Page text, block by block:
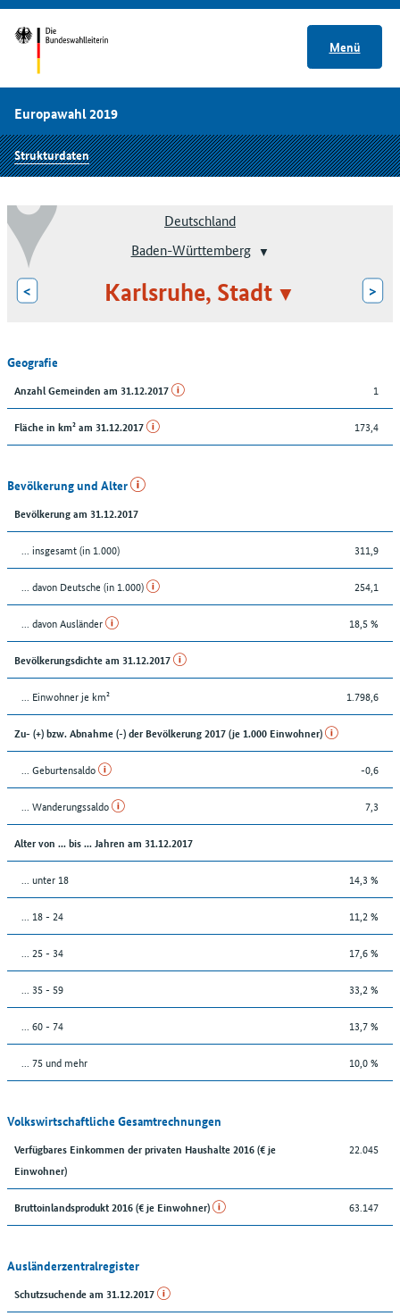
Menü
Europawahl 2019
Strukturdaten
Deutschland
Baden-Württemberg
< Karlsruhe, Stadt >
Geografie
Anzahl Gemeinden am 31.12.2017 1
Fläche in km² am 31.12.2017 173,4
Bevölkerung und Alter
Bevölkerung am 31.12.2017
... insgesamt (in 1.000) 311,9
... davon Deutsche (in 1.000) 254,1
... davon Ausländer 18,5 %
Bevölkerungsdichte am 31.12.2017
... Einwohner je km² 1.798,6
Zu- (+) bzw. Abnahme (-) der Bevölkerung 2017 (je 1.000 Einwohner)
... Geburtensaldo -0,6
... Wanderungssaldo 7,3
Alter von ... bis ... Jahren am 31.12.2017
... unter 18 14,3 %
... 18 - 24 11,2 %
... 25 - 34 17,6 %
... 35 - 59 33,2 %
... 60 - 74 13,7 %
... 75 und mehr 10,0 %
Volkswirtschaftliche Gesamtrechnungen
Verfügbares Einkommen der privaten Haushalte 2016 (€ je
Einwohner)
22.045
Bruttoinlandsprodukt 2016 (€ je Einwohner) 63.147
Ausländerzentralregister
Schutzsuchende am 31.12.2017